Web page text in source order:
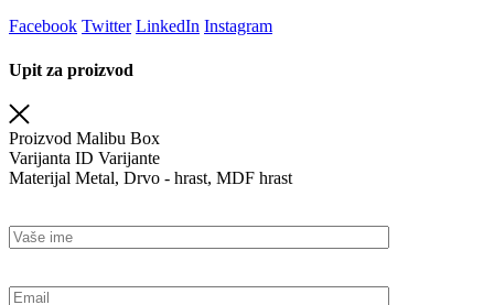
Facebook Twitter LinkedIn Instagram
Upit za proizvod
Proizvod Malibu Box
Varijanta ID Varijante
Materijal Metal, Drvo - hrast, MDF hrast